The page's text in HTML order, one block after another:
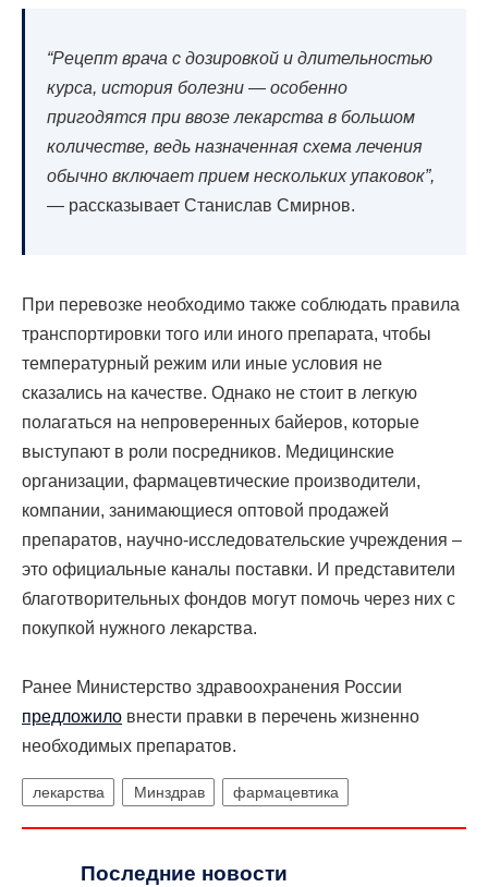
“Рецепт врача с дозировкой и длительностью
курса, история болезни — особенно
пригодятся при ввозе лекарства в большом
количестве, ведь назначенная схема лечения
обычно включает прием нескольких упаковок”,
— рассказывает Станислав Смирнов.
При перевозке необходимо также соблюдать правила
транспортировки того или иного препарата, чтобы
температурный режим или иные условия не
сказались на качестве. Однако не стоит в легкую
полагаться на непроверенных байеров, которые
выступают в роли посредников. Медицинские
организации, фармацевтические производители,
компании, занимающиеся оптовой продажей
препаратов, научно-исследовательские учреждения –
это официальные каналы поставки. И представители
благотворительных фондов могут помочь через них с
покупкой нужного лекарства.
Ранее Министерство здравоохранения России
предложило внести правки в перечень жизненно
необходимых препаратов.
лекарства Минздрав фармацевтика
Последние новости